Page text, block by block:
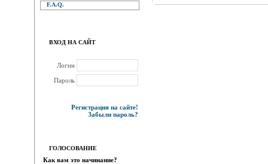
F.A.Q.
ВХОД НА САЙТ
Логин
Пароль
Регистрация на сайте!
Забыли пароль?
ГОЛОСОВАНИЕ
Как вам это начинание?